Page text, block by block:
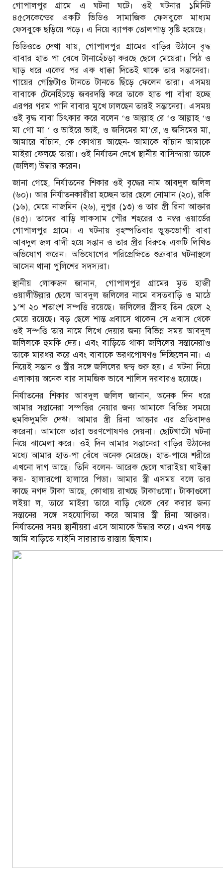
গোপালপুর গ্রামে এ ঘটনা ঘটে। ওই ঘটনার ১মিনিট
৪৫সেকেন্ডের একটি ভিডিও সামাজিক ফেসবুকে মাধ্যম
ফেসবুকে ছড়িয়ে পড়ে। এ নিয়ে ব্যাপক তোলপাড় সৃষ্টি হয়েছে।
ভিডিওতে দেখা যায়, গোপালপুর গ্রামের বাড়ির উঠানে বৃদ্ধ
বাবার হাত পা বেধে টানাহেঁচড়া করছে ছেলে মেয়েরা। পিঠ ও
ঘাড় ধরে একের পর এক ধাক্কা দিতেই থাকে তার সন্তানেরা।
গায়ের গেঞ্জিটাও টানতে টানতে ছিঁড়ে ফেলেন তারা। এসময়
বাবাকে টেনেহিঁচড়ে জবরদস্তি করে তাকে হাত পা বাঁধা হচ্ছে
এরপর গরম পানি বাবার মুখে ঢালছেন তারই সন্তানেরা। এসময়
ওই বৃদ্ধ বাবা চিৎকার করে বলেন ‘ও আল্লাহ রে ‘ও আল্লাহ ‘ও
মা গো মা ‘ ও ভাইরে ভাই, ও জসিমের মা’রে, ও জসিমের মা,
আমারে বাঁচান, কে কোথায় আছেন- আমাকে বাঁচান আমাকে
মাইরা ফেলছে তারা। ওই নির্যাতন দেখে স্থানীয় বাসিন্দারা তাকে
(জলিল) উদ্ধার করেন।
জানা গেছে, নির্যাতনের শিকার ওই বৃদ্ধের নাম আবদুল জলিল
(৬০)। আর নির্যাতনকারীরা হচ্ছেন তার ছেলে নোমান (২০), রকি
(১৬), মেয়ে নাজমিন (২৬), নুপুর (১৩) ও তার স্ত্রী রিনা আক্তার
(৪৫)। তাদের বাড়ি লাকসাম পৌর শহরের ৩ নম্বর ওয়ার্ডের
গোপালপুর গ্রামে। এ ঘটনায় বৃহস্পতিবার ভুক্তভোগী বাবা
আবদুল জল বাদী হয়ে সন্তান ও তার স্ত্রীর বিরুদ্ধে একটি লিখিত
অভিযোগ করেন। অভিযোগের পরিপ্রেক্ষিতে শুক্রবার ঘটনাস্থলে
আসেন থানা পুলিশের সদস্যরা।
স্থানীয় লোকজন জানান, গোপালপুর গ্রামের মৃত হাজী
ওয়ালীউল্লার ছেলে আবদুল জলিলের নামে বসতবাড়ি ও মাঠে
১’শ ২০ শতাংশ সম্পত্তি রয়েছে। জলিলের স্ত্রীসহ তিন ছেলে ২
মেয়ে রয়েছে। বড় ছেলে শান্ত প্রবাসে থাকেন সে প্রবাস থেকে
ওই সম্পত্তি তার নামে লিখে দেয়ার জন্য বিভিন্ন সময় আবদুল
জলিলকে হুমকি দেয়। এবং বাড়িতে থাকা জলিলের সন্তানেরাও
তাকে মারধর করে এবং বাবাকে ভরণপোষণও দিচ্ছিলেন না। এ
নিয়েই সন্তান ও স্ত্রীর সঙ্গে জলিলের দ্বন্দ্ব শুরু হয়। এ ঘটনা নিয়ে
এলাকায় অনেক বার সামজিক ভাবে শালিস দরবারও হয়েছে।
নির্যাতনের শিকার আবদুল জলিল জানান, অনেক দিন ধরে
আমার সন্তানেরা সম্পত্তির নেয়ার জন্য আমাকে বিভিন্ন সময়ে
হুমকিদুমকি দেঋ। আমার স্ত্রী রিনা আক্তার এর প্রতিবাদও
করেনা। আমাকে তারা ভরণপোষণও দেয়না। ছোটখাটো ঘটনা
নিয়ে ঝামেলা করে। ওই দিন আমার সন্তানেরা বাড়ির উঠানের
মধ্যে আমার হাত-পা বেঁধে অনেক মেরেছে। হাত-পায়ে শরীরে
এখনো দাগ আছে। তিনি বলেন- আরেক ছেলে খারাইয়া থাইক্কা
কয়- হালারপো হালারে পিডা। আমার স্ত্রী এসময় বলে তার
কাছে নগদ টাকা আছে, কোথায় রাখছে টাকাগুলো। টাকাগুলো
লইয়া ল, তারে মাইরা তারে বাড়ি থেকে বের করার জন্য
সন্তানের সঙ্গে সহযোগিতা করে আমার স্ত্রী রিনা আক্তার।
নির্যাতনের সময় স্থানীয়রা এসে আমাকে উদ্ধার করে। এখন পযন্ত
আমি বাড়িতে যাইনি সারারাত রাস্তায় ছিলাম।